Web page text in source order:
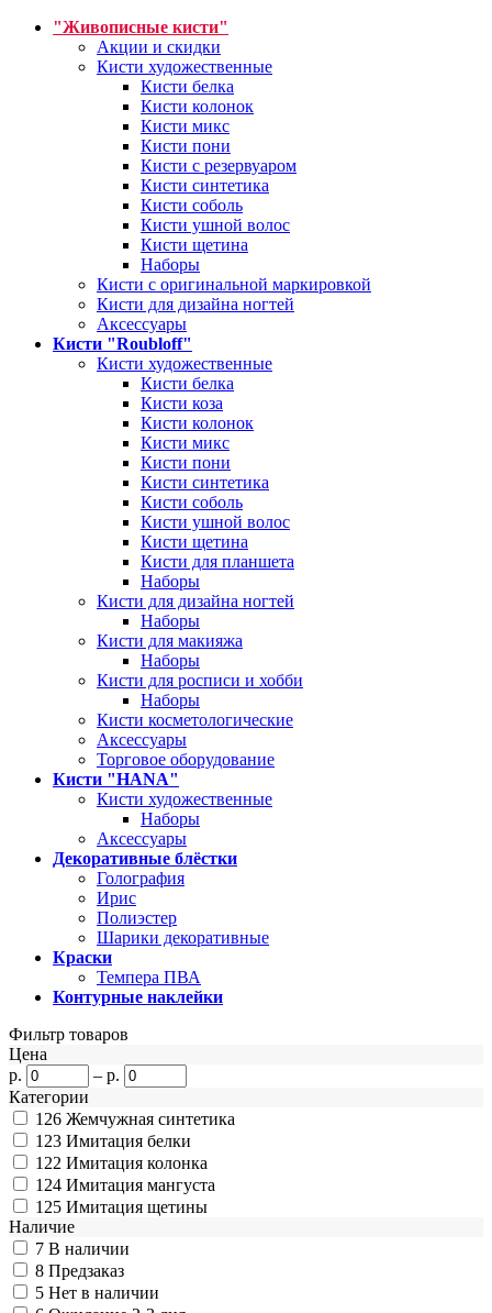
"Живописные кисти"
Акции и скидки
Кисти художественные
Кисти белка
Кисти колонок
Кисти микс
Кисти пони
Кисти с резервуаром
Кисти синтетика
Кисти соболь
Кисти ушной волос
Кисти щетина
Наборы
Кисти с оригинальной маркировкой
Кисти для дизайна ногтей
Аксессуары
Кисти "Roubloff"
Кисти художественные
Кисти белка
Кисти коза
Кисти колонок
Кисти микс
Кисти пони
Кисти синтетика
Кисти соболь
Кисти ушной волос
Кисти щетина
Кисти для планшета
Наборы
Кисти для дизайна ногтей
Наборы
Кисти для макияжа
Наборы
Кисти для росписи и хобби
Наборы
Кисти косметологические
Аксессуары
Торговое оборудование
Кисти "HANA"
Кисти художественные
Наборы
Аксессуары
Декоративные блёстки
Голография
Ирис
Полиэстер
Шарики декоративные
Краски
Темпера ПВА
Контурные наклейки
Фильтр товаров
Цена
р.
– р.
Категории
126 Жемчужная синтетика
123 Имитация белки
122 Имитация колонка
124 Имитация мангуста
125 Имитация щетины
Наличие
7 В наличии
8 Предзаказ
5 Нет в наличии